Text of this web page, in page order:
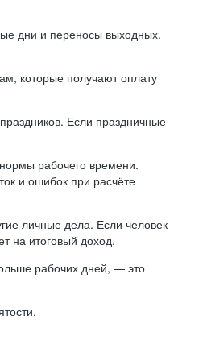
дни и переносы выходных.
которые получают оплату
Если праздничные
рабочего времени.
и ошибок при расчёте
личные дела. Если человек
на итоговый доход.
рабочих дней, — это